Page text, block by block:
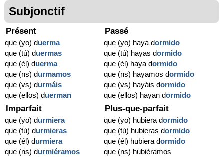
Subjonctif
Présent
que (yo) duerma
que (tú) duermas
que (él) duerma
que (ns) durmamos
que (vs) durmáis
que (ellos) duerman
Passé
que (yo) haya dormido
que (tú) hayas dormido
que (él) haya dormido
que (ns) hayamos dormido
que (vs) hayáis dormido
que (ellos) hayan dormido
Imparfait
que (yo) durmiera
que (tú) durmieras
que (él) durmiera
que (ns) durmiéramos
Plus-que-parfait
que (yo) hubiera dormido
que (tú) hubieras dormido
que (él) hubiera dormido
que (ns) hubiéramos